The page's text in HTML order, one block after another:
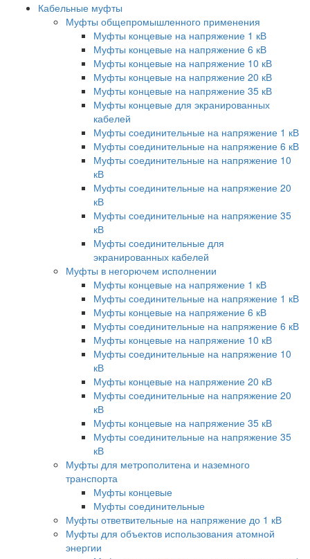
Кабельные муфты
Муфты общепромышленного применения
Муфты концевые на напряжение 1 кВ
Муфты концевые на напряжение 6 кВ
Муфты концевые на напряжение 10 кВ
Муфты концевые на напряжение 20 кВ
Муфты концевые на напряжение 35 кВ
Муфты концевые для экранированных
кабелей
Муфты соединительные на напряжение 1 кВ
Муфты соединительные на напряжение 6 кВ
Муфты соединительные на напряжение 10
кВ
Муфты соединительные на напряжение 20
кВ
Муфты соединительные на напряжение 35
кВ
Муфты соединительные для
экранированных кабелей
Муфты в негорючем исполнении
Муфты концевые на напряжение 1 кВ
Муфты соединительные на напряжение 1 кВ
Муфты концевые на напряжение 6 кВ
Муфты соединительные на напряжение 6 кВ
Муфты концевые на напряжение 10 кВ
Муфты соединительные на напряжение 10
кВ
Муфты концевые на напряжение 20 кВ
Муфты соединительные на напряжение 20
кВ
Муфты концевые на напряжение 35 кВ
Муфты соединительные на напряжение 35
кВ
Муфты для метрополитена и наземного
транспорта
Муфты концевые
Муфты соединительные
Муфты ответвительные на напряжение до 1 кВ
Муфты для объектов использования атомной
энергии